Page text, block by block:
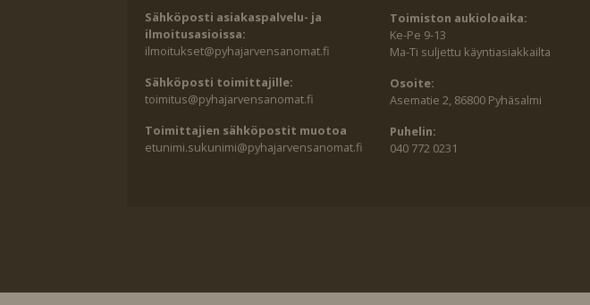
Sähköposti asiakaspalvelu- ja
ilmoitusasioissa:
ilmoitukset@pyhajarvensanomat.fi
Sähköposti toimittajille:
toimitus@pyhajarvensanomat.fi
Toimittajien sähköpostit muotoa
etunimi.sukunimi@pyhajarvensanomat.fi
Toimiston aukioloaika:
Ke-Pe 9-13
Ma-Ti suljettu käyntiasiakkailta
Osoite:
Asematie 2, 86800 Pyhäsalmi
Puhelin:
040 772 0231